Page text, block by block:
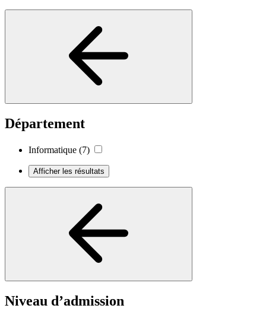
Département
Informatique (7)
Afficher les résultats
Niveau d’admission